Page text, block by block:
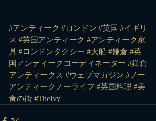
#アンティーク #ロンドン #英国 #イギリ
ス #英国アンティーク #アンティーク家
具 #ロンドンタクシー #大船 #鎌倉 #英
国アンティークコーディネーター #鎌倉
アンティークス #ウェブマガジン #ノー
アンティークノーライフ #英国料理 #美
食の街 #TheIvy